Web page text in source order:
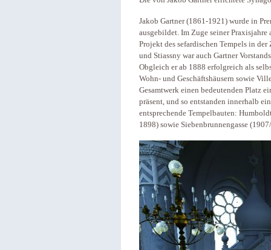
Jakob Gartner (1861-1921) wurde in
ausgebildet. Im Zuge seiner Praxisjahre
Projekt des sefardischen Tempels in
und Stiassny war auch Gartner
Obgleich er ab 1888 erfolgreich als
Wohn- und Geschäftshäusern sowie
Gesamtwerk einen bedeutenden Platz
präsent, und so entstanden innerhalb
entsprechende Tempelbauten:
1898) sowie Siebenbrunnengasse